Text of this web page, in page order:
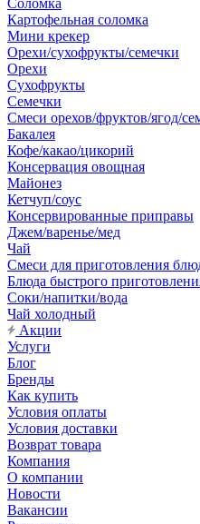
Соломка
Картофельная соломка
Мини крекер
Орехи/сухофрукты/семечки
Орехи
Сухофрукты
Семечки
Смеси орехов/фруктов/ягод/
Бакалея
Кофе/какао/цикорий
Консервация овощная
Майонез
Кетчуп/соус
Консервированные приправы
Джем/варенье/мед
Чай
Смеси для приготовления
Блюда быстрого
Соки/напитки/вода
Чай холодный
Акции
Услуги
Блог
Бренды
Как купить
Условия оплаты
Условия доставки
Возврат товара
Компания
О компании
Новости
Вакансии